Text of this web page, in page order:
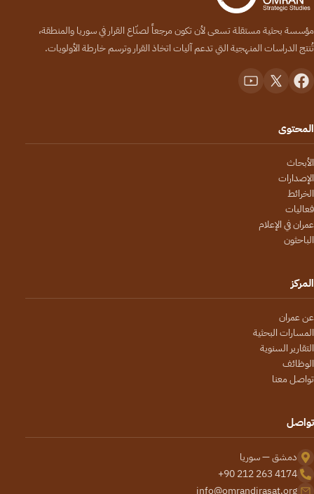
مؤسسة بحثية مستقلة تسعى لأن تكون مرجعاً لصنّاع القرار في سوريا والمنطقة،
تُنتج الدراسات المنهجية التي تدعم آليات اتخاذ القرار وترسم خارطة الأولويات.
المحتوى
الأبحاث
الإصدارات
الخرائط
فعاليات
عمران في الإعلام
الباحثون
المركز
عن عمران
المسارات البحثية
التقارير السنوية
الوظائف
تواصل معنا
تواصل
دمشق — سوريا
+90 212 263 4174
info@omrandirasat.org